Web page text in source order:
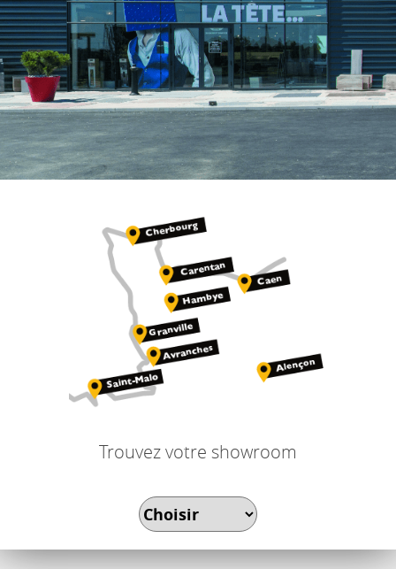
Trouvez votre showroom